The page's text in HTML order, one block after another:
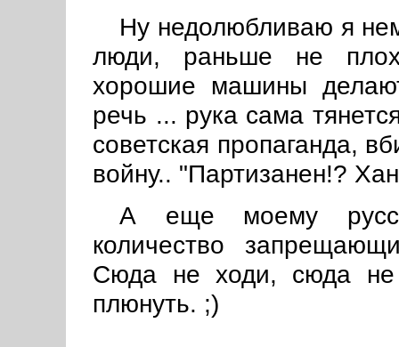
Ну недолюбливаю я
люди, раньше не
хорошие машины
речь ... рука сама
советская пропаганда,
войну.. "Партизанен!?
А еще моему
количество
Сюда не ходи, сюда
плюнуть. ;)